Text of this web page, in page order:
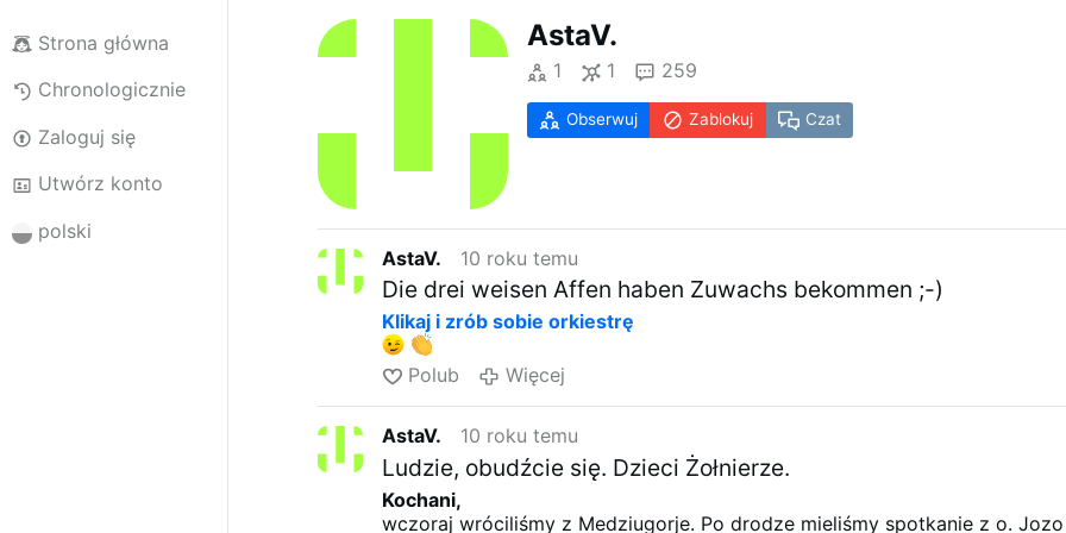
Strona główna
Chronologicznie
Zaloguj się
Utwórz konto
polski
AstaV.
1 1 259
Obserwuj Zablokuj Czat
AstaV. 10 roku temu
Die drei weisen Affen haben Zuwachs bekommen ;-)
Klikaj i zrób sobie orkiestrę
Polub Więcej
AstaV. 10 roku temu
Ludzie, obudźcie się. Dzieci Żołnierze.
Kochani,
wczoraj wróciliśmy z Medziugorje. Po drodze mieliśmy spotkanie z o. Jozo